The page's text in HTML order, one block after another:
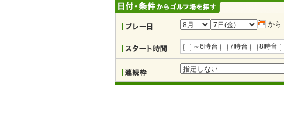
から
～6時台 7時台 8時台